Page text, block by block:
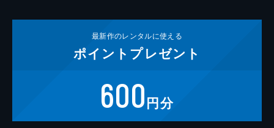
最新作のレンタルに使える
ポイント プレゼント
600円分